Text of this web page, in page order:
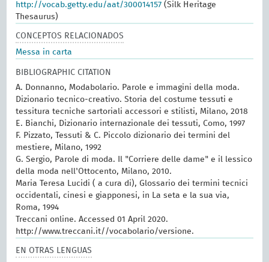
http://vocab.getty.edu/aat/300014157 (Silk Heritage
Thesaurus)
CONCEPTOS RELACIONADOS
Messa in carta
BIBLIOGRAPHIC CITATION
A. Donnanno, Modabolario. Parole e immagini della moda.
Dizionario tecnico-creativo. Storia del costume tessuti e
tessitura tecniche sartoriali accessori e stilisti, Milano, 2018
E. Bianchi, Dizionario internazionale dei tessuti, Como, 1997
F. Pizzato, Tessuti & C. Piccolo dizionario dei termini del
mestiere, Milano, 1992
G. Sergio, Parole di moda. Il "Corriere delle dame" e il lessico
della moda nell'Ottocento, Milano, 2010.
Maria Teresa Lucidi ( a cura di), Glossario dei termini tecnici
occidentali, cinesi e giapponesi, in La seta e la sua via,
Roma, 1994
Treccani online. Accessed 01 April 2020.
http://www.treccani.it//vocabolario/versione.
EN OTRAS LENGUAS